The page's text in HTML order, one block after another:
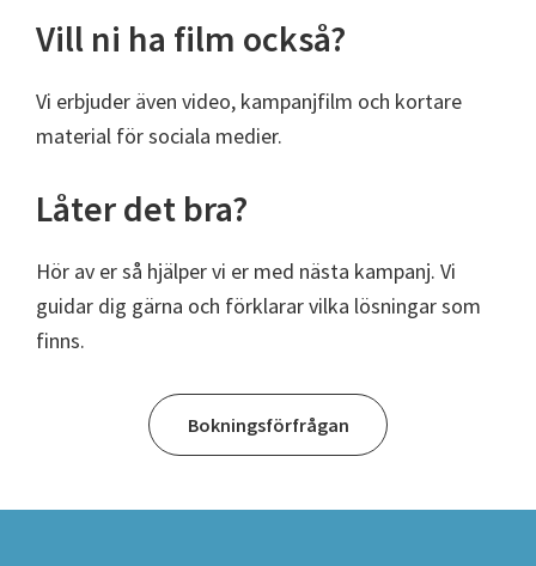
Vill ni ha film också?
Vi erbjuder även video, kampanjfilm och kortare
material för sociala medier.
Låter det bra?
Hör av er så hjälper vi er med nästa kampanj. Vi
guidar dig gärna och förklarar vilka lösningar som
finns.
Bokningsförfrågan